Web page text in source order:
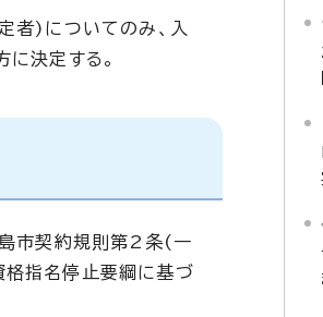
者)についてのみ、入
決定する。
市契約規則第2条(一
格指名停止要綱に基づ